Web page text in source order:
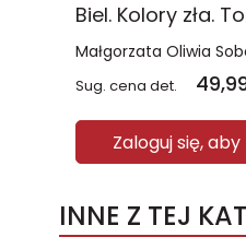
Małgorzata Oliwia
Sug. cena det.
Zaloguj się,
INNE Z TEJ